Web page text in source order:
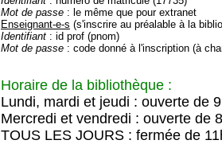
Mot de passe : le même que pour extranet
Enseignant-e-s (s'inscrire au préalable à la
Identifiant : id prof (pnom)
Mot de passe : code donné à l'inscription (à
Horaire de la bibliothèque :
Lundi, mardi et jeudi : ouverte de
Mercredi et vendredi : ouverte de
TOUS LES JOURS : fermée de